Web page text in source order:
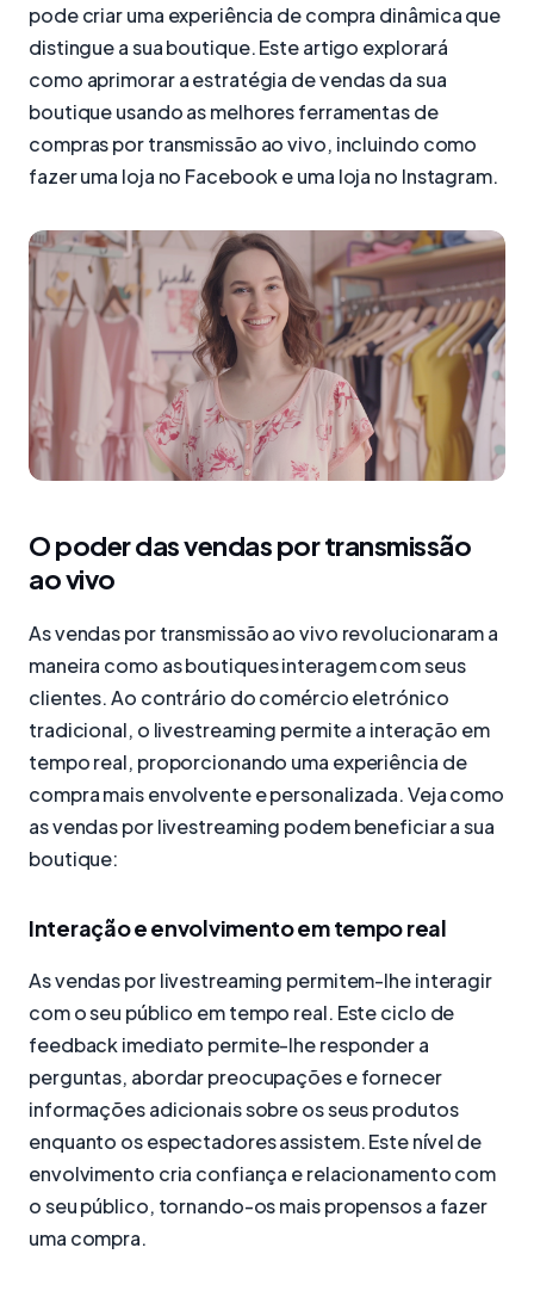
pode criar uma experiência de compra dinâmica que
distingue a sua boutique. Este artigo explorará
como aprimorar a estratégia de vendas da sua
boutique usando as melhores ferramentas de
compras por transmissão ao vivo, incluindo como
fazer uma loja no Facebook e uma loja no Instagram.
O poder das vendas por transmissão
ao vivo
As vendas por transmissão ao vivo revolucionaram a
maneira como as boutiques interagem com seus
clientes. Ao contrário do comércio eletrónico
tradicional, o livestreaming permite a interação em
tempo real, proporcionando uma experiência de
compra mais envolvente e personalizada. Veja como
as vendas por livestreaming podem beneficiar a sua
boutique:
Interação e envolvimento em tempo real
As vendas por livestreaming permitem-lhe interagir
com o seu público em tempo real. Este ciclo de
feedback imediato permite-lhe responder a
perguntas, abordar preocupações e fornecer
informações adicionais sobre os seus produtos
enquanto os espectadores assistem. Este nível de
envolvimento cria confiança e relacionamento com
o seu público, tornando-os mais propensos a fazer
uma compra.